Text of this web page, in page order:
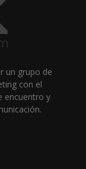
un grupo de
con el
encuentro y